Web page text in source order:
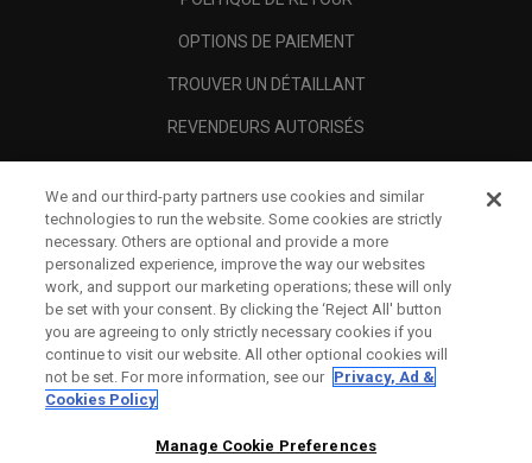
OPTIONS DE PAIEMENT
TROUVER UN DÉTAILLANT
REVENDEURS AUTORISÉS
A PROPOS
MENTIONS LÉGALES
We and our third-party partners use cookies and similar
technologies to run the website. Some cookies are strictly
necessary. Others are optional and provide a more
personalized experience, improve the way our websites
work, and support our marketing operations; these will only
be set with your consent. By clicking the ‘Reject All' button
you are agreeing to only strictly necessary cookies if you
continue to visit our website. All other optional cookies will
not be set. For more information, see our Privacy, Ad &
Cookies Policy
Manage Cookie Preferences